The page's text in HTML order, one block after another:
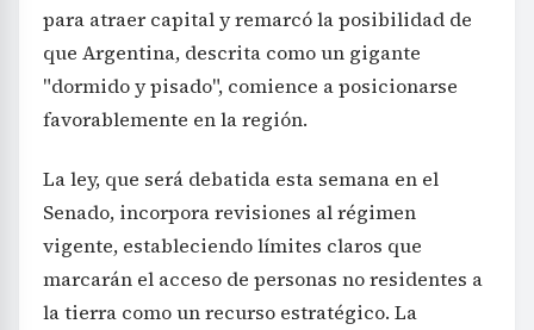
para atraer capital y remarcó la posibilidad de
que Argentina, descrita como un gigante
"dormido y pisado", comience a posicionarse
favorablemente en la región.
La ley, que será debatida esta semana en el
Senado, incorpora revisiones al régimen
vigente, estableciendo límites claros que
marcarán el acceso de personas no residentes a
la tierra como un recurso estratégico. La